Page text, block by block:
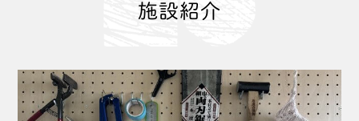
施設紹介